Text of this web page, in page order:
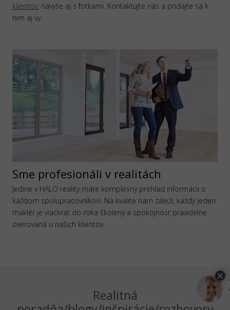
klientov, navyše aj s fotkami. Kontaktujte nás a pridajte sa k
nim aj vy.
Sme profesionáli v realitách
Jedine v HALO reality máte komplexný prehľad informácii o
každom spolupracovníkovi. Na kvalite nám záleží, každý jeden
maklér je viackrát do roka školený a spokojnosť pravidelne
overovaná u našich klientov.
Realitná